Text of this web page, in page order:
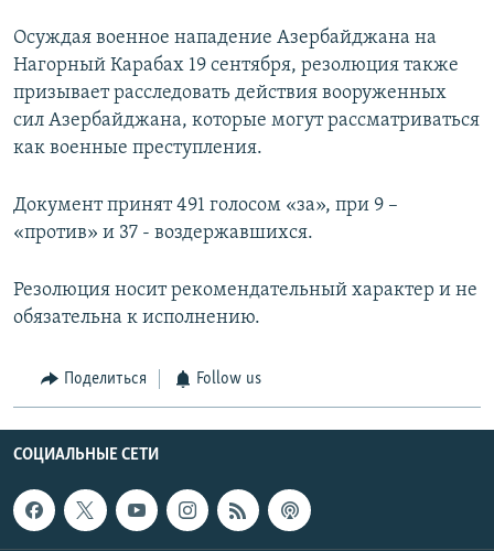
Осуждая военное нападение Азербайджана на
Нагорный Карабах 19 сентября, резолюция также
призывает расследовать действия вооруженных
сил Азербайджана, которые могут рассматриваться
как военные преступления.
Документ принят 491 голосом «за», при 9 –
«против» и 37 - воздержавшихся.
Резолюция носит рекомендательный характер и не
обязательна к исполнению.
Поделиться Follow us
СОЦИАЛЬНЫЕ СЕТИ